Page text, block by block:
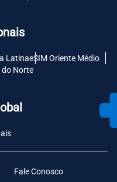
LatinaeSIM Oriente Médio
do Norte
Fale Conosco